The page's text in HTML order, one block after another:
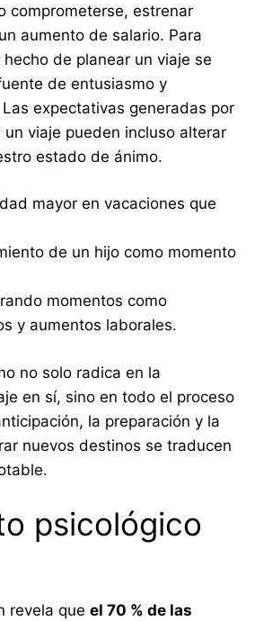
comprometerse, estrenar
aumento de salario. Para
de planear un viaje se
de entusiasmo y
expectativas generadas por
viaje pueden incluso alterar
estado de ánimo.
mayor en vacaciones que
de un hijo como momento
momentos como
y aumentos laborales.
no solo radica en la
en sí, sino en todo el proceso
la preparación y la
nuevos destinos se traducen
psicológico
revela que el 70 % de las